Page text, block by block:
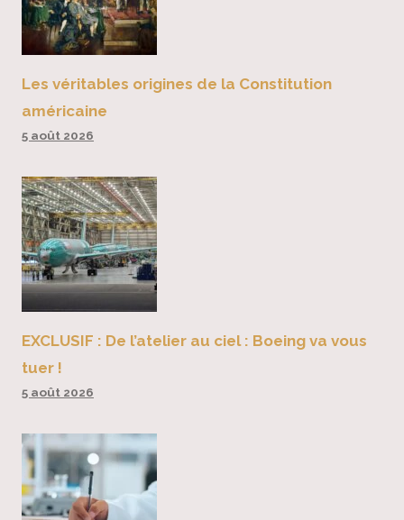
Les véritables origines de la Constitution
américaine
5 août 2026
EXCLUSIF : De l’atelier au ciel : Boeing va vous
tuer !
5 août 2026